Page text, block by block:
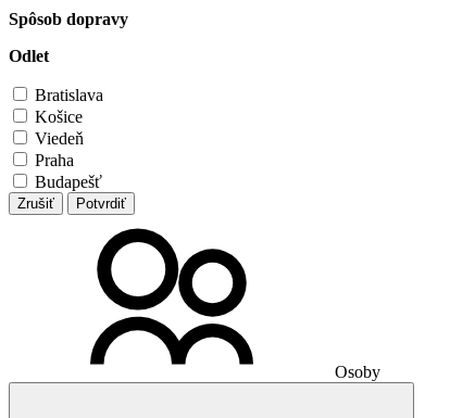
Spôsob dopravy
Odlet
Bratislava
Košice
Viedeň
Praha
Budapešť
Zrušiť Potvrdiť
Osoby